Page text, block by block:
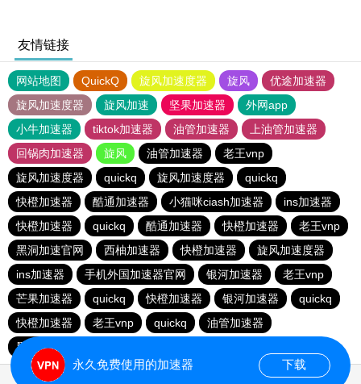
友情链接
网站地图 QuickQ 旋风加速度器 旋风
优途加速器
旋风加速度器
旋风加速 坚果加速器
外网app
小牛加速器
tiktok加速器 油管加速器
上油管加速器
回锅肉加速器
旋风 油管加速器
老王vnp
旋风加速度器
quickq 旋风加速度器
quickq
快橙加速器
酷通加速器 小猫咪ciash加速器
ins加速器
快橙加速器
quickq 酷通加速器 快橙加速器
老王vnp
黑洞加速官网
西柚加速器 快橙加速器
旋风加速度器
ins加速器
手机外国加速器官网 银河加速器
老王vnp
芒果加速器
quickq 快橙加速器 银河加速器
quickq
快橙加速器
老王vnp quickq
油管加速器
黑洞加速官网
永久免费使用的加速器 下载